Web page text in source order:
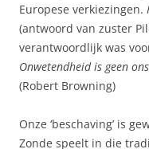
Europese verkiezingen.
(antwoord van zuster
verantwoordlijk was
Onwetendheid is geen
(Robert Browning)
Onze ‘beschaving’ is
Zonde speelt in die